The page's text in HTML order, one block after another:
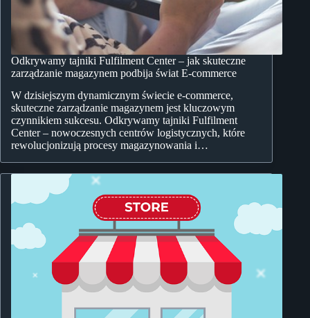
Odkrywamy tajniki Fulfilment Center – jak skuteczne
zarządzanie magazynem podbija świat E-commerce
W dzisiejszym dynamicznym świecie e-commerce,
skuteczne zarządzanie magazynem jest kluczowym
czynnikiem sukcesu. Odkrywamy tajniki Fulfilment
Center – nowoczesnych centrów logistycznych, które
rewolucjonizują procesy magazynowania i…